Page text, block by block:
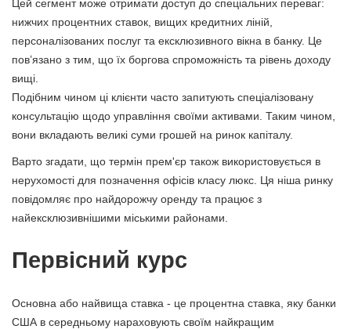
Цей сегмент може отримати доступ до спеціальних переваг:
нижчих процентних ставок, вищих кредитних ліній,
персоналізованих послуг та ексклюзивного вікна в банку. Це
пов’язано з тим, що їх боргова спроможність та рівень доходу
вищі.
Подібним чином ці клієнти часто запитують спеціалізовану
консультацію щодо управління своїми активами. Таким чином,
вони вкладають великі суми грошей на ринок капіталу.
Варто згадати, що термін прем'єр також використовується в
нерухомості для позначення офісів класу люкс. Ця ніша ринку
повідомляє про найдорожчу оренду та працює з
найексклюзивнішими міськими районами.
Первісний курс
Основна або найвища ставка - це процентна ставка, яку банки
США в середньому нараховують своїм найкращим